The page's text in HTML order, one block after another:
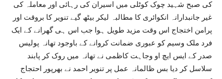
کی صبح شہید چوک کوٹلی میں اسیران کی رہائی اور معاملہ کی
غیر جانبدارانہ انکوائری کا مطالبہ لیکر بیٹھ گیے تنویر کا بروقت اور
پرامن اختجاج اس وقت مزید طویل ہوا جب اس ہی گھرانے کے ایک
فرد ملک وسیم کو عبوری ضمانت کروانے کے باوجود تھانہ پولیس
صدر کے ایس ایچ او وجاہت کاظمی نے تھانہ میں روک کر پابند
سلاسل کر دیا بس ظالمانہ عمل پر تنویر احمد نے بھرپور احتجاج